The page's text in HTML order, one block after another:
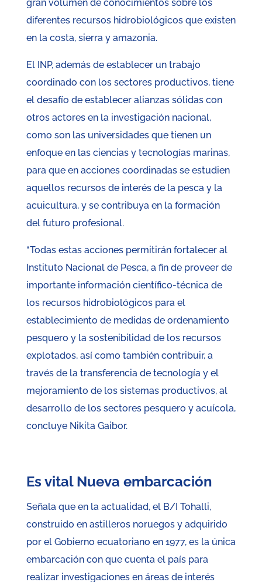
gran volumen de conocimientos sobre los
diferentes recursos hidrobiológicos que existen
en la costa, sierra y amazonia.
El INP, además de establecer un trabajo
coordinado con los sectores productivos, tiene
el desafío de establecer alianzas sólidas con
otros actores en la investigación nacional,
como son las universidades que tienen un
enfoque en las ciencias y tecnologías marinas,
para que en acciones coordinadas se estudien
aquellos recursos de interés de la pesca y la
acuicultura, y se contribuya en la formación
del futuro profesional.
“Todas estas acciones permitirán fortalecer al
Instituto Nacional de Pesca, a fin de proveer de
importante información científico-técnica de
los recursos hidrobiológicos para el
establecimiento de medidas de ordenamiento
pesquero y la sostenibilidad de los recursos
explotados, así como también contribuir, a
través de la transferencia de tecnología y el
mejoramiento de los sistemas productivos, al
desarrollo de los sectores pesquero y acuícola,
concluye Nikita Gaibor.
Es vital Nueva embarcación
Señala que en la actualidad, el B/I Tohalli,
construido en astilleros noruegos y adquirido
por el Gobierno ecuatoriano en 1977, es la única
embarcación con que cuenta el país para
realizar investigaciones en áreas de interés